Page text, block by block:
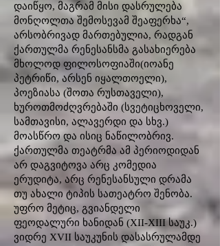
დაიწყო, მაგრამ მისი დასრულება
მონღოლთა შემოსევამ შეაფერხა“,
არსობრივად მართებულია, რადგან
ქართულმა რენესანსმა გასახიერება
მხოლოდ ფილოსოფიაში(იოანე
პეტრიწი, არსენ იყალთოელი),
პოეზიასა (შოთა რუსთაველი),
ხუროთმოძღვრებაში (სვეტიცხოველი,
სამთავისი, ალავერდი და სხვ.)
მოასწრო და ისიც ნაწილობრივ.
ქართულმა თეატრმა ამ პერიოდიდან
არ დაგვიტოვა არც კომედია
ერუდიტა, არც რენესანსული დრამა
თუ ახალი ტიპის სათეატრო შენობა.
უფრო მეტიც, გვიანდელი
ფეოდალური ხანიდან (XII-XIII საუკ.)
ვიდრე XVII საუკუნის დასასრულამდე